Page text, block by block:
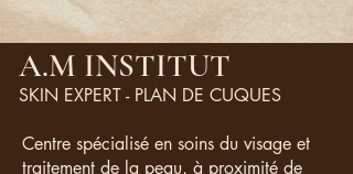
A.M INSTITUT
SKIN EXPERT - PLAN DE CUQUES
Centre spécialisé en soins du visage et
traitement de la peau, à proximité de